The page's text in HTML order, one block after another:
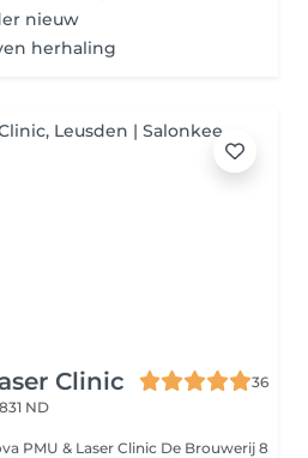
nieuw
herhaling
Clinic
36
ND
PMU & Laser Clinic De Brouwerij 8